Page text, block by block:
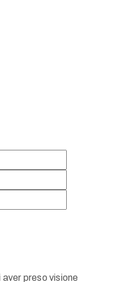
preso visione